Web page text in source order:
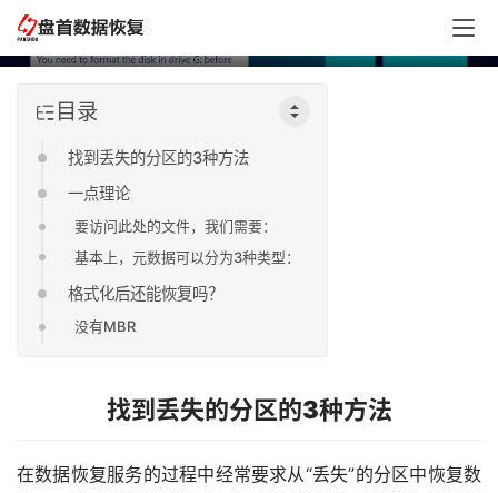
恢复案例
目录
找到丢失的分区的3种方法
一点理论
要访问此处的文件，我们需要：
基本上，元数据可以分为3种类型：
格式化后还能恢复吗？
没有MBR
找到丢失的分区的3种方法
在数据恢复服务的过程中经常要求从“丢失”的分区中恢复数